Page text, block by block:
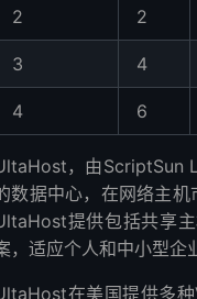
2 2
3 4
4 6
，由ScriptSun
数据中心，在网络主机
提供包括共享
，适应个人和中小型企
在美国提供多